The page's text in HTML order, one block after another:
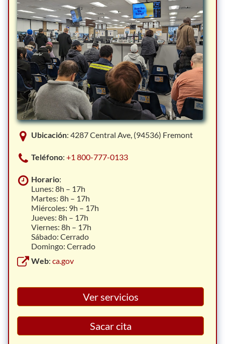
Ubicación: 4287 Central Ave, (94536) Fremont
Teléfono: +1 800-777-0133
Horario:
Lunes: 8h – 17h
Martes: 8h – 17h
Miércoles: 9h – 17h
Jueves: 8h – 17h
Viernes: 8h – 17h
Sábado: Cerrado
Domingo: Cerrado
Web: ca.gov
Ver servicios
Sacar cita